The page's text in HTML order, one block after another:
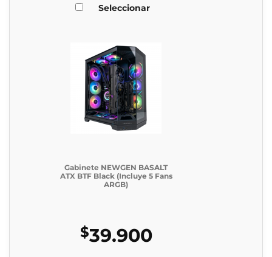
Seleccionar
Gabinete NEWGEN BASALT
ATX BTF Black (Incluye 5 Fans
ARGB)
$39.900